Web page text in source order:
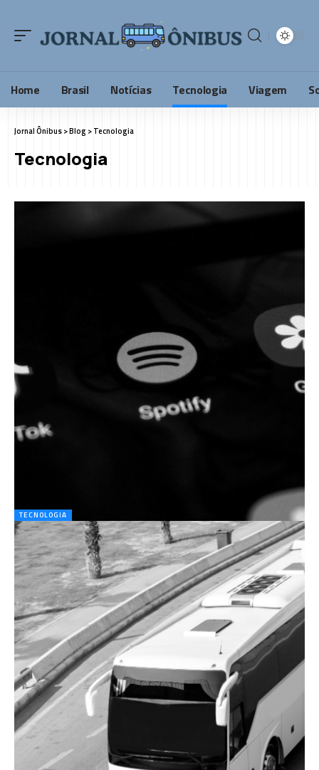
Home Brasil Notícias Tecnologia Viagem
Jornal Ônibus>Blog >Tecnologia
Tecnologia
TECNOLOGIA